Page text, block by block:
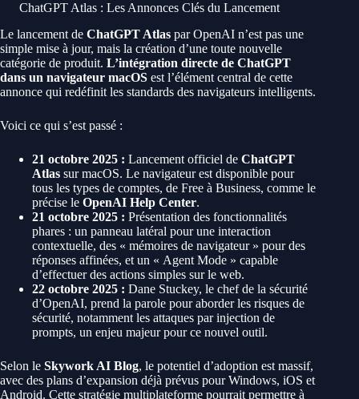
ChatGPT Atlas : Les Annonces Clés du Lancement
Le lancement de ChatGPT Atlas par OpenAI n’est pas une
simple mise à jour, mais la création d’une toute nouvelle
catégorie de produit. L’intégration directe de ChatGPT
dans un navigateur macOS est l’élément central de cette
annonce qui redéfinit les standards des navigateurs intelligents.
Voici ce qui s’est passé :
21 octobre 2025 : Lancement officiel de ChatGPT
Atlas sur macOS. Le navigateur est disponible pour
tous les types de comptes, de Free à Business, comme le
précise le OpenAI Help Center.
21 octobre 2025 : Présentation des fonctionnalités
phares : un panneau latéral pour une interaction
contextuelle, des « mémoires de navigateur » pour des
réponses affinées, et un « Agent Mode » capable
d’effectuer des actions simples sur le web.
22 octobre 2025 : Dane Stuckey, le chef de la sécurité
d’OpenAI, prend la parole pour aborder les risques de
sécurité, notamment les attaques par injection de
prompts, un enjeu majeur pour ce nouvel outil.
Selon le Skywork AI Blog, le potentiel d’adoption est massif,
avec des plans d’expansion déjà prévus pour Windows, iOS et
Android. Cette stratégie multiplateforme pourrait permettre à